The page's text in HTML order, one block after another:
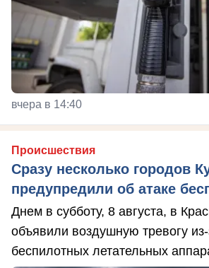
вчера в 14:40
Происшествия
Сразу несколько городов
предупредили об атаке
Днем в субботу, 8 августа, в
объявили воздушную тревогу из-
беспилотных летательных